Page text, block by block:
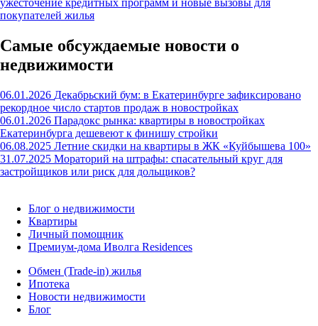
ужесточение кредитных программ и новые вызовы для
покупателей жилья
Самые обсуждаемые новости о
недвижимости
06.01.2026 Декабрьский бум: в Екатеринбурге зафиксировано
рекордное число стартов продаж в новостройках
06.01.2026 Парадокс рынка: квартиры в новостройках
Екатеринбурга дешевеют к финишу стройки
06.08.2025 Летние скидки на квартиры в ЖК «Куйбышева 100»
31.07.2025 Мораторий на штрафы: спасательный круг для
застройщиков или риск для дольщиков?
Блог о недвижимости
Квартиры
Личный помощник
Премиум-дома Иволга Residences
Обмен (Trade-in) жилья
Ипотека
Новости недвижимости
Блог